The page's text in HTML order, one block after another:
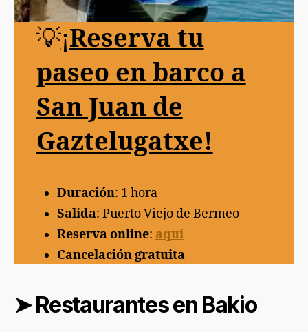
💡¡Reserva tu
paseo en barco a
San Juan de
Gaztelugatxe!
Duración: 1 hora
Salida: Puerto Viejo de Bermeo
Reserva online: aquí
Cancelación gratuita
➤Restaurantes en Bakio